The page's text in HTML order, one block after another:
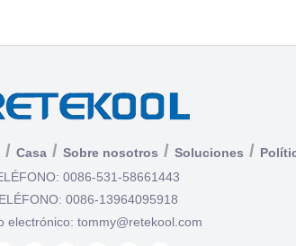
/ Casa / Sobre nosotros / Soluciones /
0086-531-58661443
0086-13964095918
electrónico: tommy@retekool.com